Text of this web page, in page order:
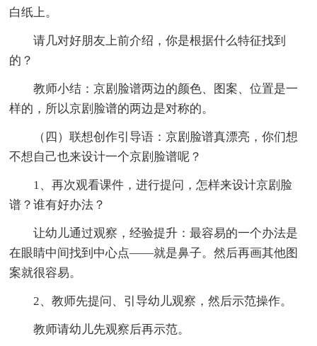
白纸上。
请几对好朋友上前介绍，你是根据什么特征找到
的？
教师小结：京剧脸谱两边的颜色、图案、位置是一
样的，所以京剧脸谱的两边是对称的。
（四）联想创作引导语：京剧脸谱真漂亮，你们想
不想自己也来设计一个京剧脸谱呢？
1、再次观看课件，进行提问，怎样来设计京剧脸
谱？谁有好办法？
让幼儿通过观察，经验提升：最容易的一个办法是
在眼睛中间找到中心点——就是鼻子。然后再画其他图
案就很容易。
2、教师先提问、引导幼儿观察，然后示范操作。
教师请幼儿先观察后再示范。